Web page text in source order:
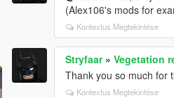
(Alex106's mods for
Kontextus Megtekintése
Stryfaar»Vegetation
Thank you so much for
Kontextus Megtekintése